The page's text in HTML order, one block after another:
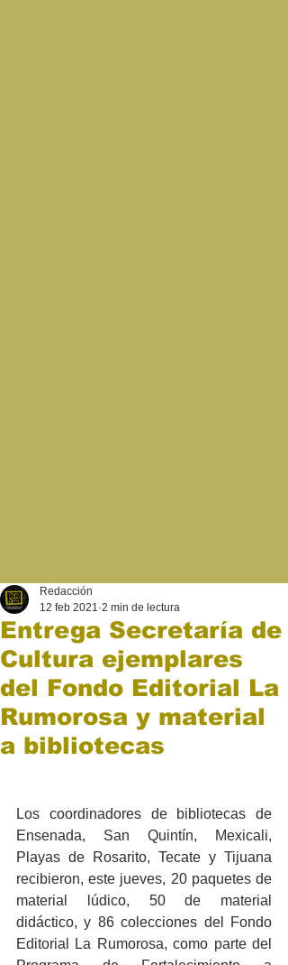
Entrega Secretaría de
Cultura ejemplares
del Fondo Editorial La
Rumorosa y material
a bibliotecas
Redacción
12 feb 2021 2 min de lectura
Los coordinadores de bibliotecas de
Ensenada, San Quintín, Mexicali,
Playas de Rosarito, Tecate y Tijuana
recibieron, este jueves, 20 paquetes de
material lúdico, 50 de material
didáctico, y 86 colecciones del Fondo
Editorial La Rumorosa, como parte del